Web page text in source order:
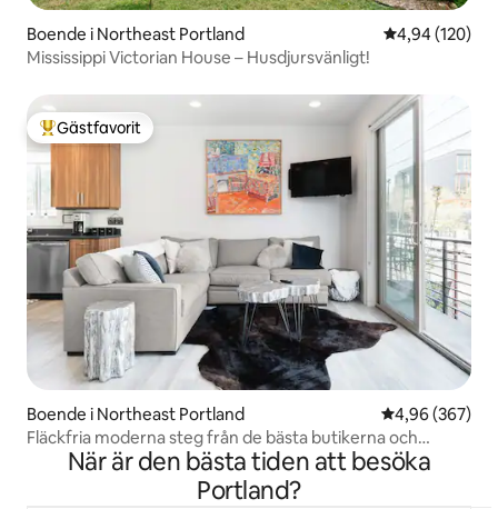
Boende i Northeast Portland 4,94 av 5 i
4,94 (120)
Mississippi Victorian House – Husdjursvänligt!
Populär gästfavorit
Gästfavorit
Boende i Northeast Portland 4,96 av 5 i
4,96 (367)
Fläckfria moderna steg från de bästa butikerna och
restaurangerna.
När är den bästa tiden att besöka
Portland?